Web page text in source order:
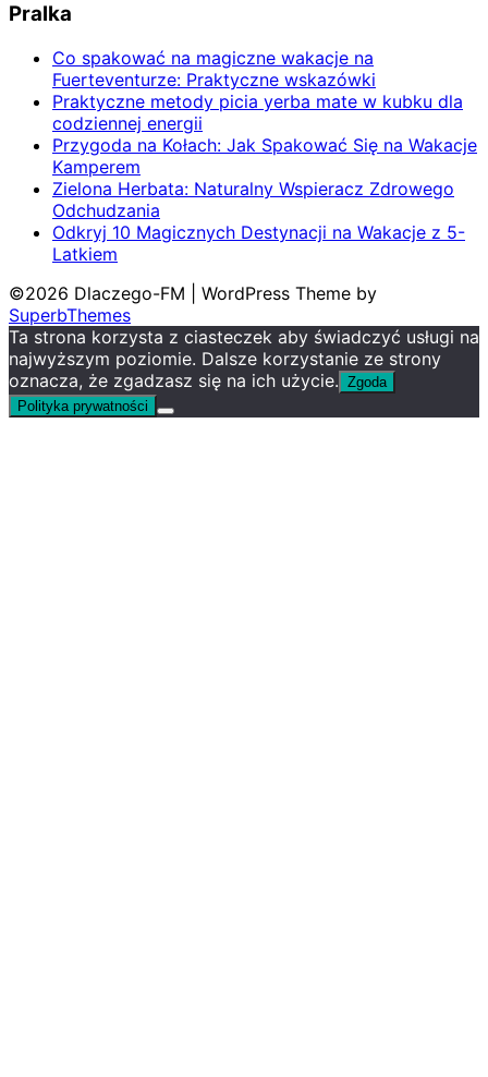
Pralka
Co spakować na magiczne wakacje na
Fuerteventurze: Praktyczne wskazówki
Praktyczne metody picia yerba mate w kubku dla
codziennej energii
Przygoda na Kołach: Jak Spakować Się na Wakacje
Kamperem
Zielona Herbata: Naturalny Wspieracz Zdrowego
Odchudzania
Odkryj 10 Magicznych Destynacji na Wakacje z 5-
Latkiem
©2026 Dlaczego-FM
| WordPress Theme by
SuperbThemes
Ta strona korzysta z ciasteczek aby świadczyć usługi na
najwyższym poziomie. Dalsze korzystanie ze strony
oznacza, że zgadzasz się na ich użycie. Zgoda
Polityka prywatności